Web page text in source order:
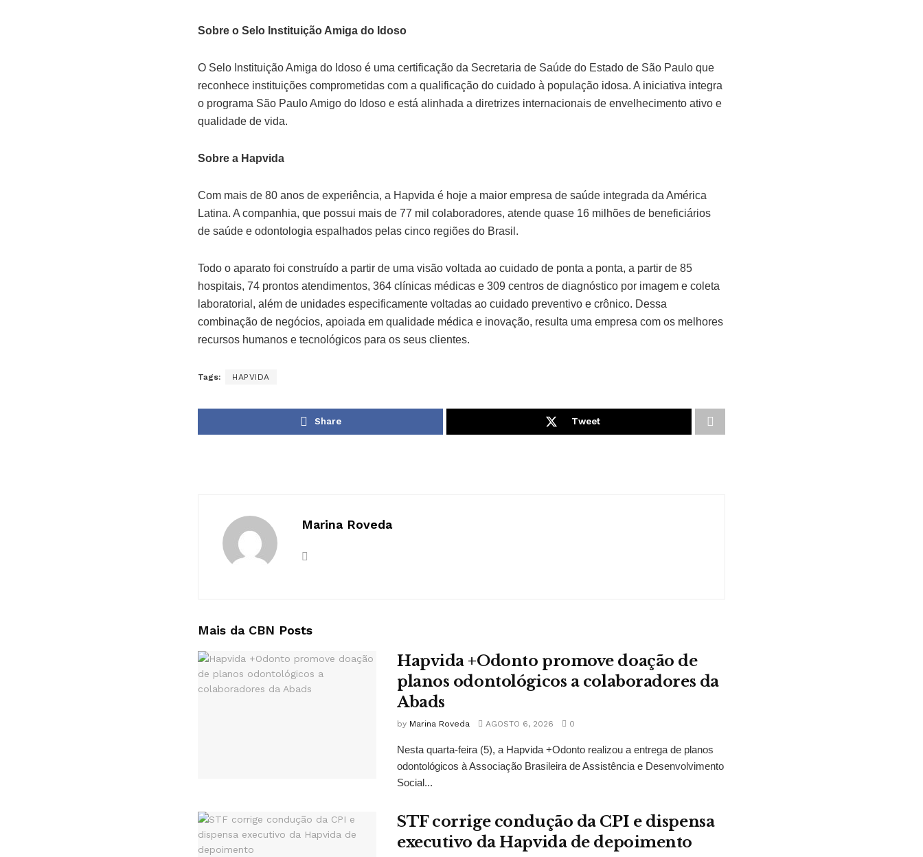
Sobre o Selo Instituição Amiga do Idoso
O Selo Instituição Amiga do Idoso é uma certificação da Secretaria de Saúde do Estado de São Paulo que
reconhece instituições comprometidas com a qualificação do cuidado à população idosa. A iniciativa integra
o programa São Paulo Amigo do Idoso e está alinhada a diretrizes internacionais de envelhecimento ativo e
qualidade de vida.
Sobre a Hapvida
Com mais de 80 anos de experiência, a Hapvida é hoje a maior empresa de saúde integrada da América
Latina. A companhia, que possui mais de 77 mil colaboradores, atende quase 16 milhões de beneficiários
de saúde e odontologia espalhados pelas cinco regiões do Brasil.
Todo o aparato foi construído a partir de uma visão voltada ao cuidado de ponta a ponta, a partir de 85
hospitais, 74 prontos atendimentos, 364 clínicas médicas e 309 centros de diagnóstico por imagem e coleta
laboratorial, além de unidades especificamente voltadas ao cuidado preventivo e crônico. Dessa
combinação de negócios, apoiada em qualidade médica e inovação, resulta uma empresa com os melhores
recursos humanos e tecnológicos para os seus clientes.
Tags: HAPVIDA
Share Tweet
Marina Roveda
Mais da CBN Posts
Hapvida +Odonto promove doação de
planos odontológicos a colaboradores da
Abads
by Marina Roveda AGOSTO 6, 2026 0
Nesta quarta-feira (5), a Hapvida +Odonto realizou a entrega de planos
odontológicos à Associação Brasileira de Assistência e Desenvolvimento
Social...
STF corrige condução da CPI e dispensa
executivo da Hapvida de depoimento